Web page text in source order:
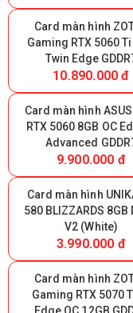
Card màn hình
Gaming RTX 5060 Ti
Twin Edge
10.890.000 đ
Card màn hình ASUS
RTX 5060 8GB OC
Advanced
9.900.000 đ
Card màn hình
580 BLIZZARDS 8GB
V2 (White)
3.990.000 đ
Card màn hình
Gaming RTX 5070